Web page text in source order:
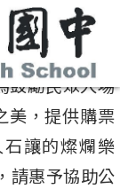
鼓勵民眾入場
美，提供購票
讓的燦爛樂
請惠予協助公